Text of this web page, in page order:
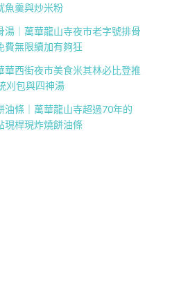
魚羹與炒米粉
湯｜萬華龍山寺夜市老字號排骨
費無限續加有夠狂
華西街夜市美食米其林必比登推
刈包與四神湯
油條｜萬華龍山寺超過70年的
現桿現炸燒餅油條